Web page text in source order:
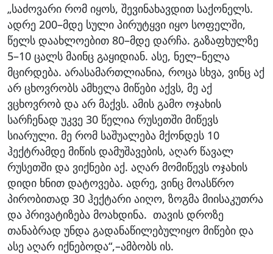
„საძოვარი რომ იყოს, შევინახავდით საქონელს.
ადრე 200–მდე სული პირუტყვი იყო სოფელში,
წელს დაახლოებით 80–მდე დარჩა. გაზაფხულზე
5–10 ცალს მაინც გაყიდიან. ასე, ნელ–ნელა
მცირდება. არასამართლიანია, როცა სხვა, ვინც აქ
არ ცხოვრობს ამხელა მიწები აქვს, მე აქ
ვცხოვრობ და არ მაქვს. ამის გამო ოჯახის
სარჩენად უკვე 30 წელია რუსეთში მიწევს
სიარული. მე რომ საშუალება მქონდეს 10
ჰექტრამდე მიწის დამუშავების, აღარ წავალ
რუსეთში და ვიქნები აქ. აღარ მომიწევს ოჯახის
დიდი ხნით დატოვება. ადრე, ვინც მოასწრო
პირობითად 30 ჰექტარი აიღო, ზოგმა მიისაკუთრა
და პრივატიზება მოახდინა. თავის დროზე
თანაბრად უნდა გადანაწილებულიყო მიწები და
ასე აღარ იქნებოდა“,–ამბობს ის.